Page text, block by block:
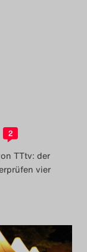
2
TTtv: der
vier